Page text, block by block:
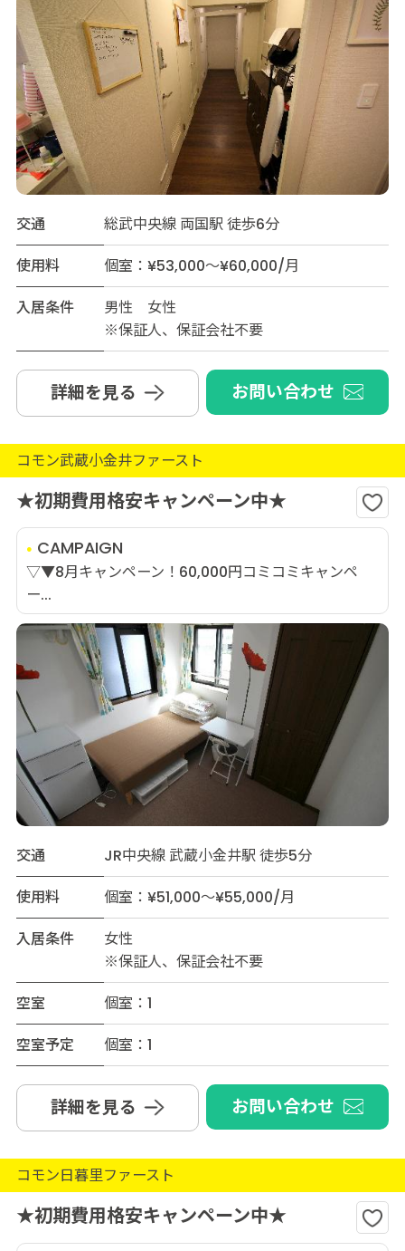
交通
総武中央線 両国駅 徒歩6分
使用料
個室：¥53,000～¥60,000/月
入居条件
男性 女性
※保証人、保証会社不要
詳細を見る お問い合わせ
コモン武蔵小金井ファースト
★初期費用格安キャンペーン中★
CAMPAIGN
▽▼8月キャンペーン！60,000円コミコミキャンペ
ー...
交通
JR中央線 武蔵小金井駅 徒歩5分
使用料
個室：¥51,000～¥55,000/月
入居条件
女性
※保証人、保証会社不要
空室
個室：1
空室予定
個室：1
詳細を見る お問い合わせ
コモン日暮里ファースト
★初期費用格安キャンペーン中★